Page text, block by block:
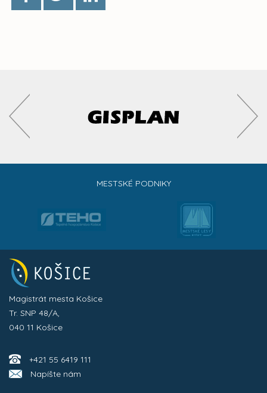
MESTSKÉ PODNIKY
Magistrát mesta Košice
Tr. SNP 48/A,
040 11 Košice
+421 55 6419 111
Napíšte nám